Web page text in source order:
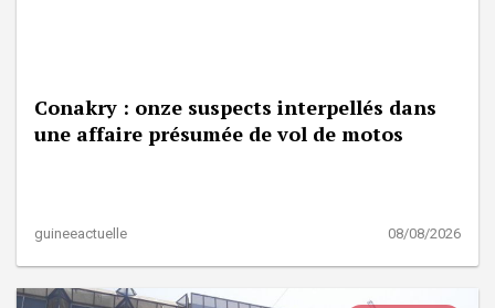
Conakry : onze suspects interpellés dans
une affaire présumée de vol de motos
guineeactuelle 08/08/2026